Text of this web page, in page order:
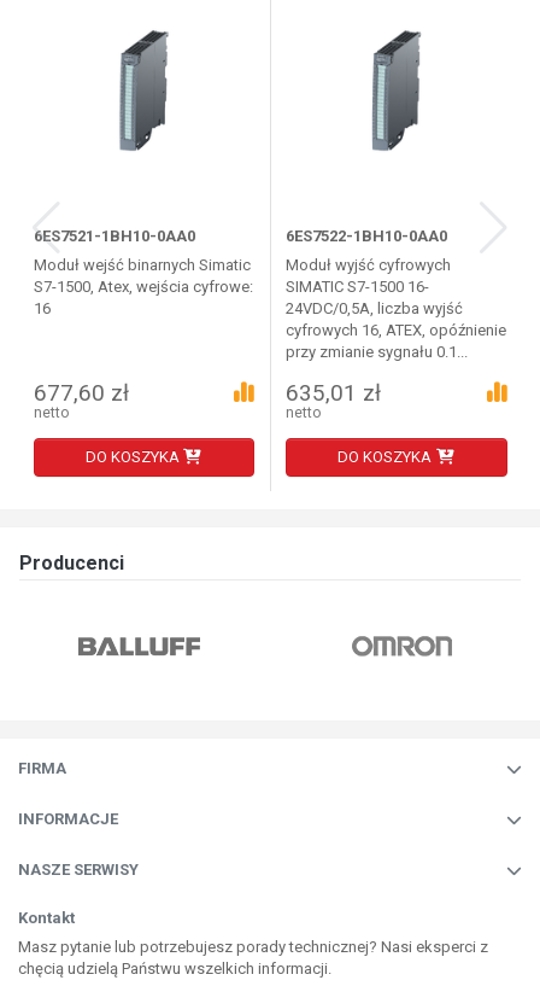
6ES7521-1BH10-0AA0
Moduł wejść binarnych Simatic
S7-1500, Atex, wejścia cyfrowe:
16
677,60 zł
netto
DO KOSZYKA
6ES7522-1BH10-0AA0
Moduł wyjść cyfrowych
SIMATIC S7-1500 16-
24VDC/0,5A, liczba wyjść
cyfrowych 16, ATEX, opóźnienie
przy zmianie sygnału 0.1...
635,01 zł
netto
DO KOSZYKA
Producenci
FIRMA
INFORMACJE
NASZE SERWISY
Kontakt
Masz pytanie lub potrzebujesz porady technicznej? Nasi eksperci z
chęcią udzielą Państwu wszelkich informacji.